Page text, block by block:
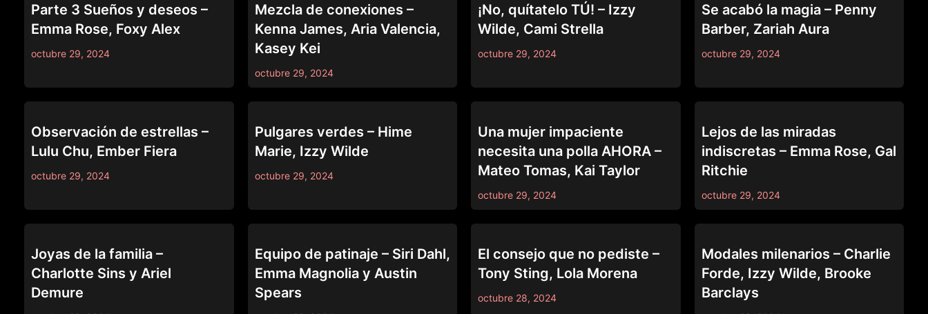
Parte 3 Sueños y deseos –
Emma Rose, Foxy Alex
octubre 29, 2024
Mezcla de conexiones –
Kenna James, Aria Valencia,
Kasey Kei
octubre 29, 2024
¡No, quítatelo TÚ! – Izzy
Wilde, Cami Strella
octubre 29, 2024
Se acabó la magia – Penny
Barber, Zariah Aura
octubre 29, 2024
Observación de estrellas –
Lulu Chu, Ember Fiera
octubre 29, 2024
Pulgares verdes – Hime
Marie, Izzy Wilde
octubre 29, 2024
Una mujer impaciente
necesita una polla AHORA –
Mateo Tomas, Kai Taylor
octubre 29, 2024
Lejos de las miradas
indiscretas – Emma Rose, Gal
Ritchie
octubre 29, 2024
Joyas de la familia –
Charlotte Sins y Ariel
Demure
Equipo de patinaje – Siri Dahl,
Emma Magnolia y Austin
Spears
El consejo que no pediste –
Tony Sting, Lola Morena
octubre 28, 2024
Modales milenarios – Charlie
Forde, Izzy Wilde, Brooke
Barclays